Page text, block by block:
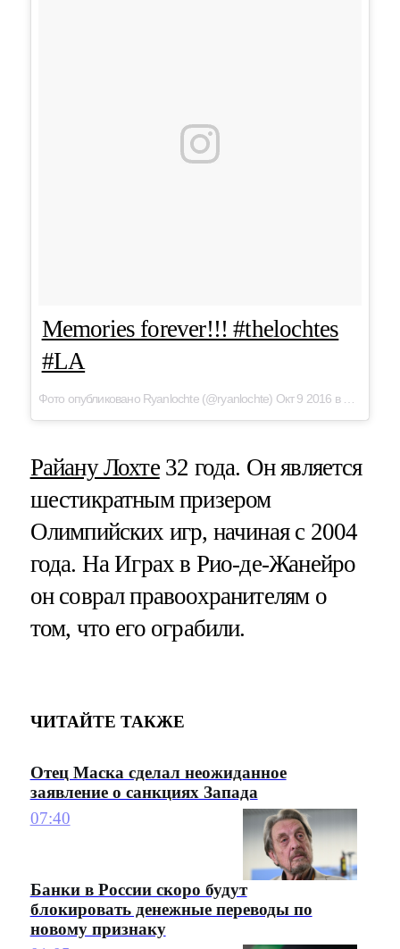
Memories forever!!! #thelochtes
#LA
Райану Лохте32 года. Он является
шестикратным призером
Олимпийских игр, начиная с 2004
года. На Играх в Рио-де-Жанейро
он соврал правоохранителям о
том, что его ограбили.
ЧИТАЙТЕ ТАКЖЕ
Отец Маска сделал неожиданное
заявление о санкциях Запада
07:40
Банки в России скоро будут
блокировать денежные переводы по
новому признаку